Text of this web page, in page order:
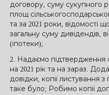
договору, суму сукупного
площ
та за 2021 роки, відомості
загальну суму дивідендів,
(іпотеки);
2. Надаємо підтвердження
на 2021 рік та на зараз.
довідки, копії листування
таке було; Робимо копії